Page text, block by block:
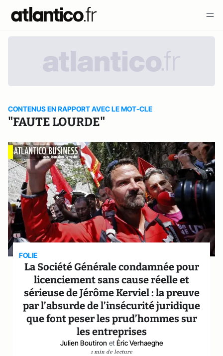
CONTENUS EN RAPPORT AVEC LE MOT-CLE
"FAUTE LOURDE"
FOLIE
La Société Générale condamnée pour
licenciement sans cause réelle et
sérieuse de Jérôme Kerviel : la preuve
par l’absurde de l’insécurité juridique
que font peser les prud’hommes sur
les entreprises
Julien Boutiron et Éric Verhaeghe
1 min de lecture